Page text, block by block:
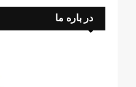
در باره ما